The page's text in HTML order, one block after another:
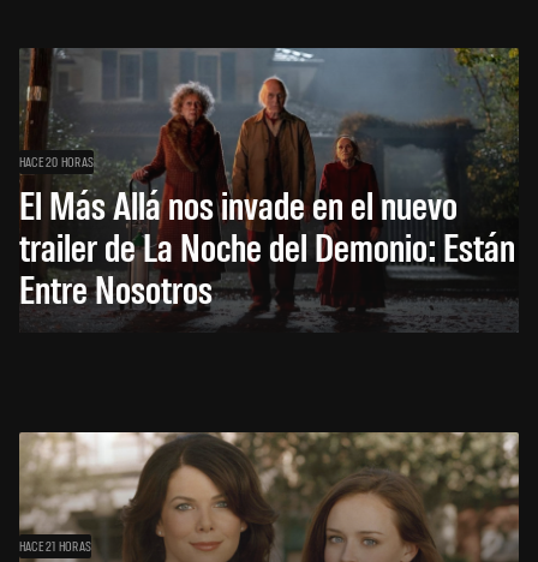
HACE 20 HORAS
El Más Allá nos invade en el nuevo
trailer de La Noche del Demonio: Están
Entre Nosotros
HACE 21 HORAS